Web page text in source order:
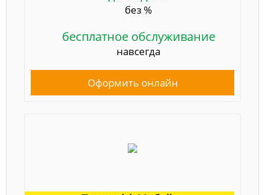
без %
бесплатное обслуживание
навсегда
Оформить онлайн